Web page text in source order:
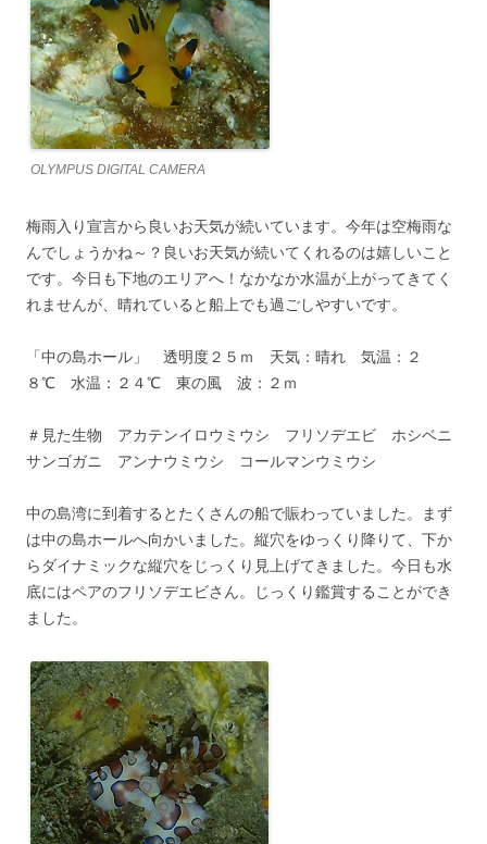
OLYMPUS DIGITAL CAMERA
梅雨入り宣言から良いお天気が続いています。今年は空梅雨な
んでしょうかね～？良いお天気が続いてくれるのは嬉しいこと
です。今日も下地のエリアへ！なかなか水温が上がってきてく
れませんが、晴れていると船上でも過ごしやすいです。
「中の島ホール」 透明度２５ｍ 天気：晴れ 気温：２
８℃ 水温：２４℃ 東の風 波：２ｍ
＃見た生物 アカテンイロウミウシ フリソデエビ ホシベニ
サンゴガニ アンナウミウシ コールマンウミウシ
中の島湾に到着するとたくさんの船で賑わっていました。まず
は中の島ホールへ向かいました。縦穴をゆっくり降りて、下か
らダイナミックな縦穴をじっくり見上げてきました。今日も水
底にはペアのフリソデエビさん。じっくり鑑賞することができ
ました。